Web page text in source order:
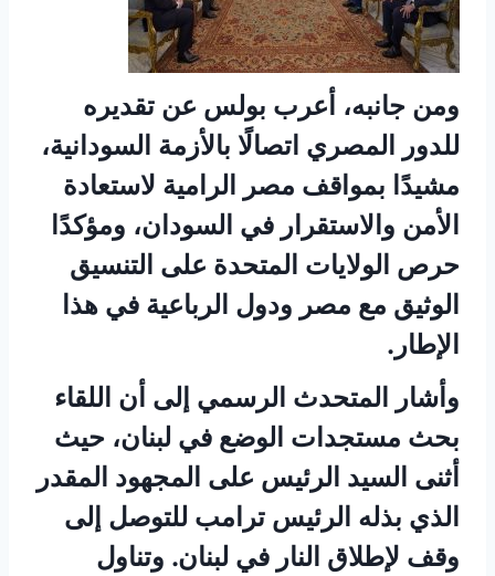
ومن جانبه، أعرب بولس عن تقديره
للدور المصري اتصالًا بالأزمة السودانية،
مشيدًا بمواقف مصر الرامية لاستعادة
الأمن والاستقرار في السودان، ومؤكدًا
حرص الولايات المتحدة على التنسيق
الوثيق مع مصر ودول الرباعية في هذا
الإطار.
وأشار المتحدث الرسمي إلى أن اللقاء
بحث مستجدات الوضع في لبنان، حيث
أثنى السيد الرئيس على المجهود المقدر
الذي بذله الرئيس ترامب للتوصل إلى
وقف لإطلاق النار في لبنان. وتناول